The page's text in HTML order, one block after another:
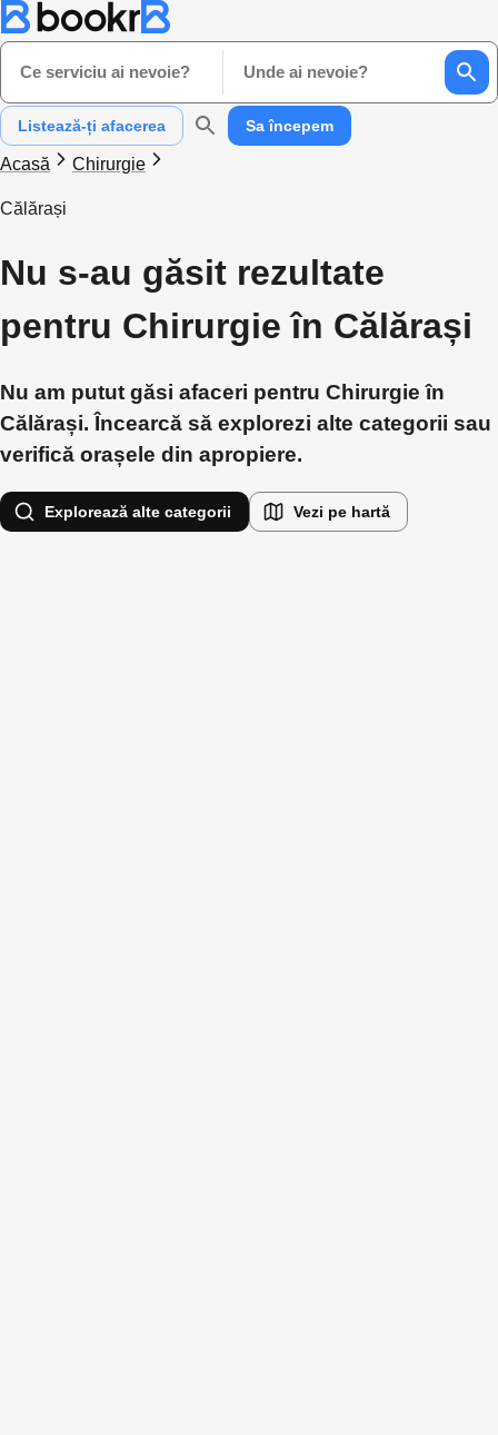
Ce serviciu ai nevoie? Unde ai nevoie?
Listează-ți afacerea Sa începem
Acasă Chirurgie
Călărași
Nu s-au găsit rezultate
pentru Chirurgie în Călărași
Nu am putut găsi afaceri pentru Chirurgie în
Călărași. Încearcă să explorezi alte categorii sau
verifică orașele din apropiere.
Explorează alte categorii Vezi pe hartă